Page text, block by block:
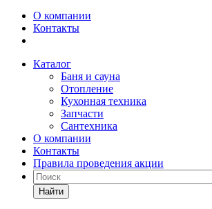
О компании
Контакты
Каталог
Баня и сауна
Отопление
Кухонная техника
Запчасти
Сантехника
О компании
Контакты
Правила проведения акции
Найти